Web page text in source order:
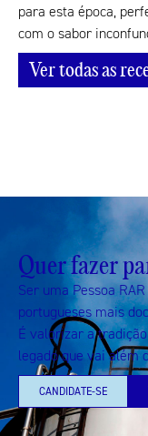
para esta época,
com o sabor
Ver todas as
Quer fazer
Ser uma Pessoa
portugueses mais
É valorizar a
legado que vai além
CANDIDATE-SE